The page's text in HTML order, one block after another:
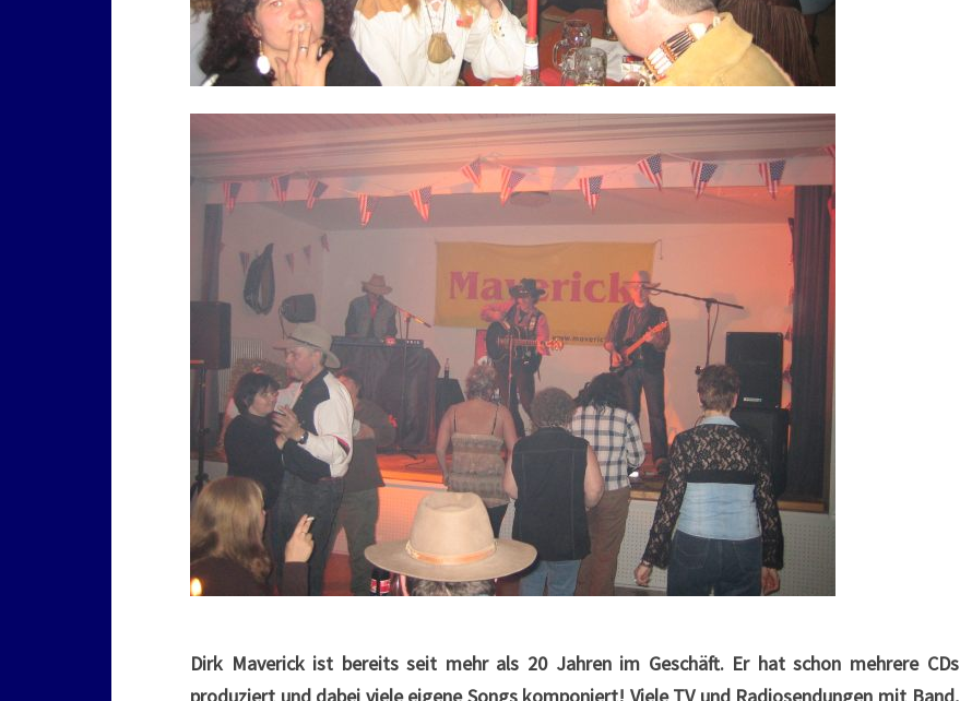
Dirk Maverick ist bereits seit mehr als 20 Jahren im Geschäft. Er hat schon mehrere CDs